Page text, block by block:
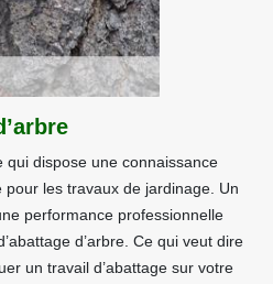
qui dispose une connaissance
les travaux de jardinage. Un
performance professionnelle
d’arbre. Ce qui veut dire
un travail d’abattage sur votre